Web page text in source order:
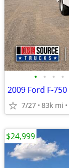
• • • •
7/27 83k mi
$24,999